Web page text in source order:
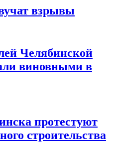
взрывы
Челябинской
виновными в
протестуют
строительства